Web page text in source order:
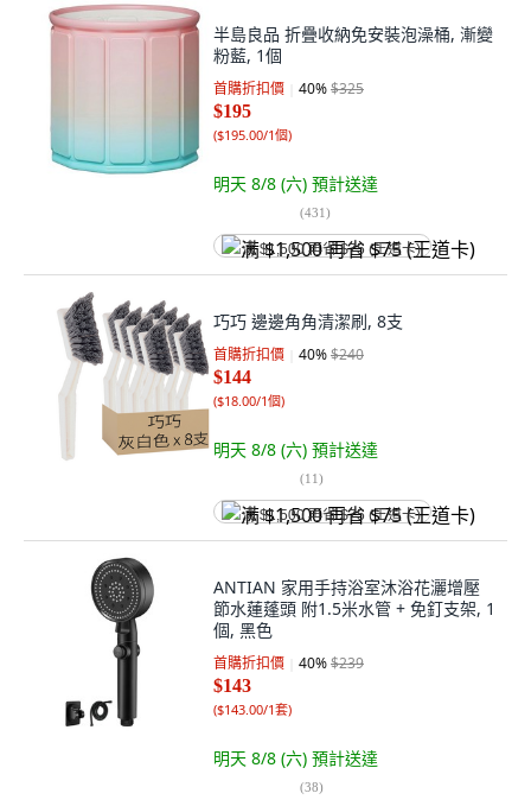
半島良品 折疊收納免安裝泡澡桶, 漸變
粉藍, 1個
首購折扣價 40%$325
$195
($195.00/1個)
明天 8/8 (六) 預計送達
(431)
满 $1,500 再省 $75 (王道卡)
巧巧 邊邊角角清潔刷, 8支
首購折扣價 40%$240
$144
($18.00/1個)
明天 8/8 (六) 預計送達
(11)
满 $1,500 再省 $75 (王道卡)
ANTIAN 家用手持浴室沐浴花灑增壓
節水蓮蓬頭 附1.5米水管 + 免釘支架, 1
個, 黑色
首購折扣價 40%$239
$143
($143.00/1套)
明天 8/8 (六) 預計送達
(38)